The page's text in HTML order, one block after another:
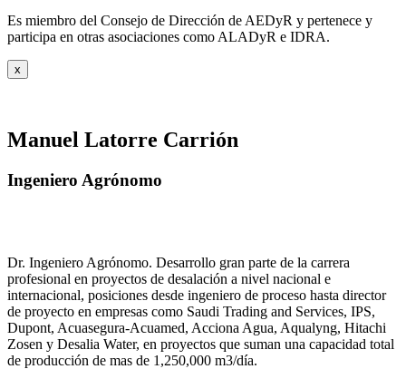
Es miembro del Consejo de Dirección de AEDyR y pertenece y
participa en otras asociaciones como ALADyR e IDRA.
x
Manuel Latorre Carrión
Ingeniero Agrónomo
Dr. Ingeniero Agrónomo. Desarrollo gran parte de la carrera
profesional en proyectos de desalación a nivel nacional e
internacional, posiciones desde ingeniero de proceso hasta director
de proyecto en empresas como Saudi Trading and Services, IPS,
Dupont, Acuasegura-Acuamed, Acciona Agua, Aqualyng, Hitachi
Zosen y Desalia Water, en proyectos que suman una capacidad total
de producción de mas de 1,250,000 m3/día.